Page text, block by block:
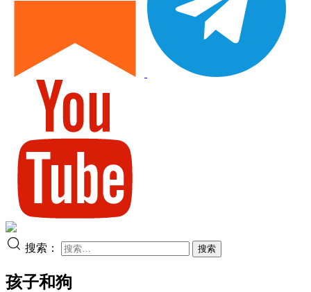
搜索：
孩子和狗